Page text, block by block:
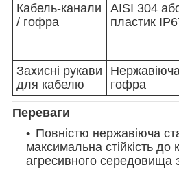
Кабель-канали
/ гофра
AISI 304
пластик
Захисні рукави
для кабелю
Нержавіюча
гофра
Переваги
Повністю нержавіюча
максимальна стійкість до
агресивного середовища